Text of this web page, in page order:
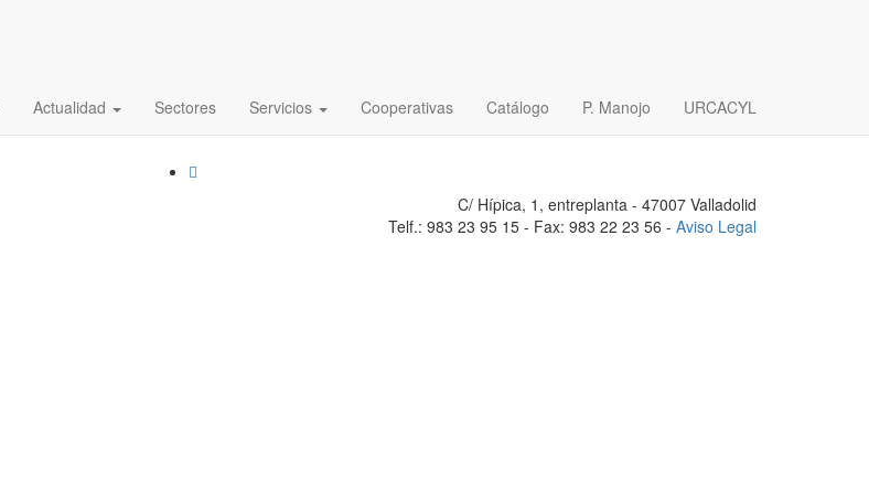
Actualidad Sectores Servicios Cooperativas Catálogo P. Manojo URCACYL
C/ Hípica, 1, entreplanta - 47007 Valladolid
Telf.: 983 23 95 15 - Fax: 983 22 23 56 - Aviso Legal